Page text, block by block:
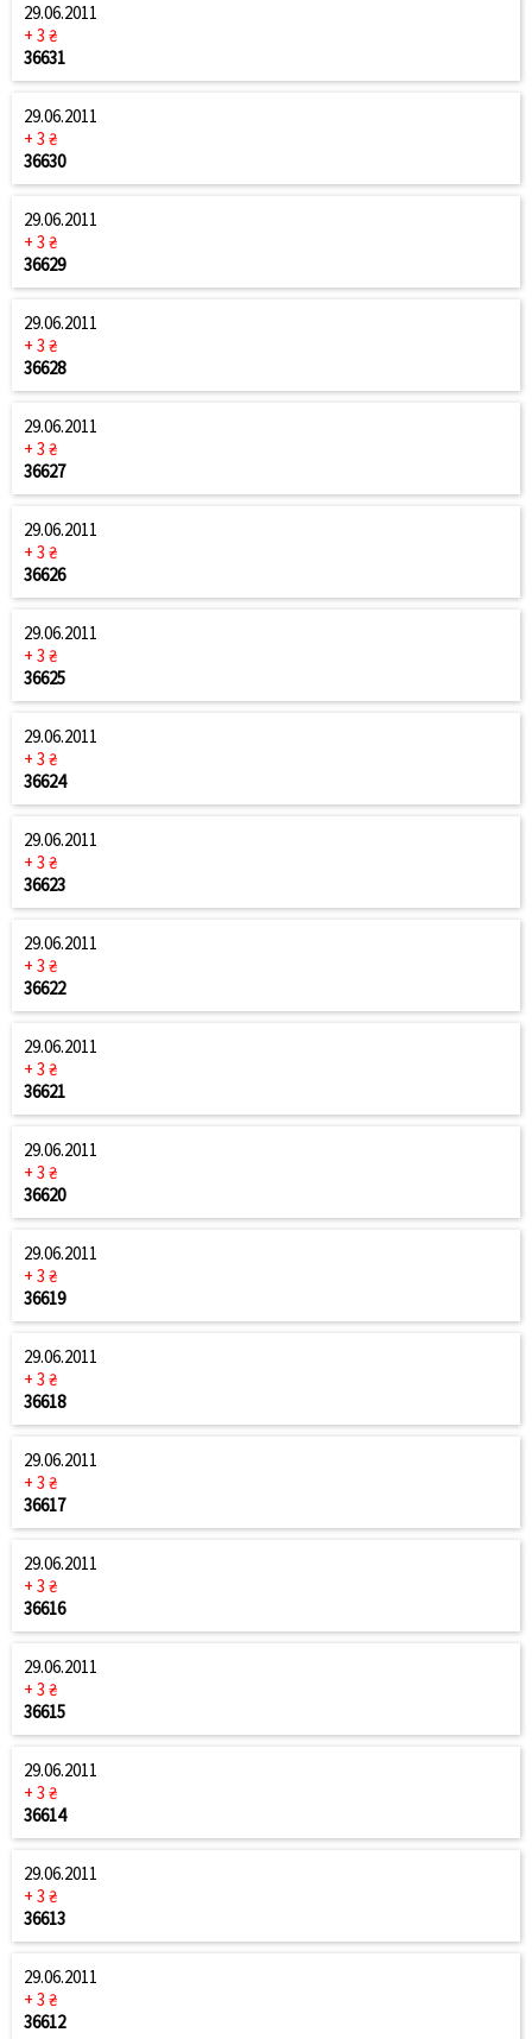
29.06.2011
+ 3 ₴
36631
29.06.2011
+ 3 ₴
36630
29.06.2011
+ 3 ₴
36629
29.06.2011
+ 3 ₴
36628
29.06.2011
+ 3 ₴
36627
29.06.2011
+ 3 ₴
36626
29.06.2011
+ 3 ₴
36625
29.06.2011
+ 3 ₴
36624
29.06.2011
+ 3 ₴
36623
29.06.2011
+ 3 ₴
36622
29.06.2011
+ 3 ₴
36621
29.06.2011
+ 3 ₴
36620
29.06.2011
+ 3 ₴
36619
29.06.2011
+ 3 ₴
36618
29.06.2011
+ 3 ₴
36617
29.06.2011
+ 3 ₴
36616
29.06.2011
+ 3 ₴
36615
29.06.2011
+ 3 ₴
36614
29.06.2011
+ 3 ₴
36613
29.06.2011
+ 3 ₴
36612